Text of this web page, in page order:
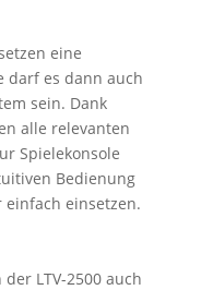
eine
darf es dann auch
sein. Dank
alle relevanten
Spielekonsole
Bedienung
einfach einsetzen.
LTV-2500 auch